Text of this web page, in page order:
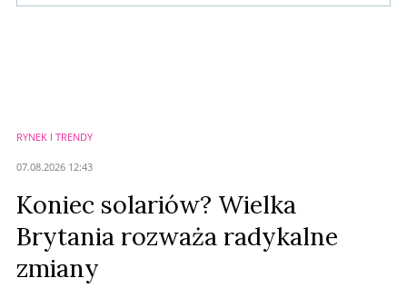
RYNEK I TRENDY
07.08.2026 12:43
Koniec solariów? Wielka
Brytania rozważa radykalne
zmiany